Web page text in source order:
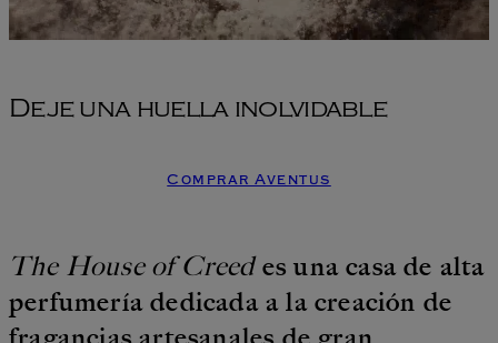
Deje una huella inolvidable
Comprar Aventus
The House of Creedes una casa de alta
perfumería dedicada a la creación de